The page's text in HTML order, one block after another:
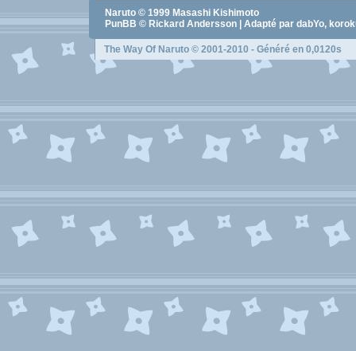
Naruto © 1999 Masashi Kishimoto
PunBB © Rickard Andersson | Adapté par dabYo,
The Way Of Naruto © 2001-2010 - Généré en 0,0120s